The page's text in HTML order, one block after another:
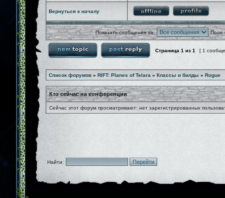
Вернуться к началу
Показать сообщения за: Поле
Страница 1 из 1 [ 1
Список форумов » RIFT: Planes of Telara » Классы и билды » Rogue
Кто сейчас на конференции
Сейчас этот форум просматривают: нет зарегистрированных
Найти: